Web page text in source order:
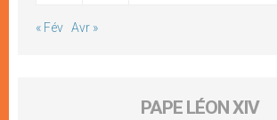
« Fév Avr »
PAPE LÉON XIV